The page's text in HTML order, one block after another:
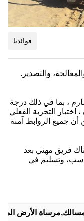
فوائدنا
والتصدير.
، بما في ذلك درجة
التجربة الفعلي
أن جميع الروابط آمنة
إلى 3 سنوات، وهناك فريق مهني بعد
وتسليم في
الأرض